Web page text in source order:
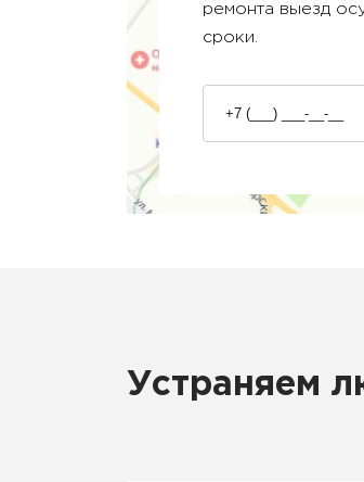
ремонта выезд
сроки.
Устраняем